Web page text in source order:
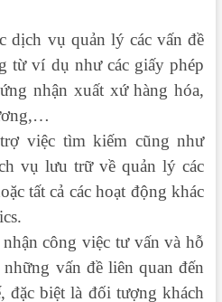
dịch vụ quản lý các vấn đề
từ ví dụ như các giấy phép
nhận xuất xứ hàng hóa,
việc tìm kiếm cũng như
vụ lưu trữ về quản lý các
tất cả các hoạt động khác
công việc tư vấn và hỗ
vấn đề liên quan đến
đặc biệt là đối tượng khách